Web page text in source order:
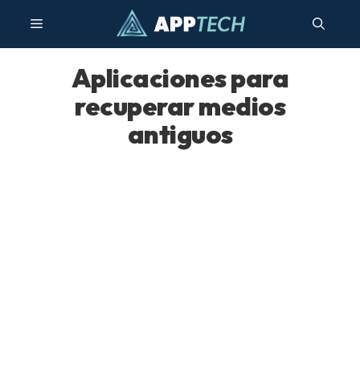
contenido
Menú
Aplicaciones para
recuperar medios
antiguos